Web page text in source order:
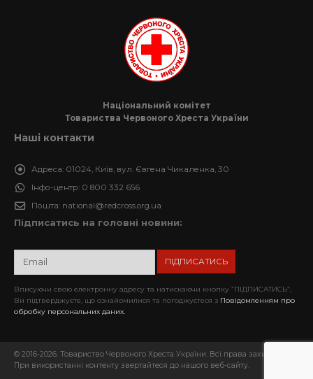
Національний комітет
Товариства Червоного Хреста України
Наші контакти
Адреса: 01024, Київ, вул. Євгена Чикаленка, 30
Інфо-центр: 0 800 332 656
Пошта: national@redcross.org.ua
Підписатись на головні новини:
Вписуючи свою електронну адресу та натискаючи кнопку “ПІДПИСАТИСЬ”,
Ви підтверджуєте, що ознайомилися та погоджуєтеся з Повідомленням про
обробку персональних даних.
© 2016-2026. Товариство Червоного Хреста України. Всі права захищені.
При використанні контенту звертайтеся до нашого веб-сайту.